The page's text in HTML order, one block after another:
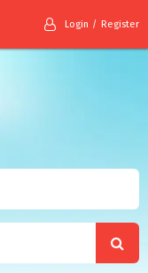
Login Register